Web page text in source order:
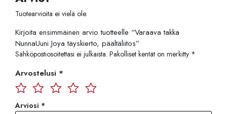
Tuotearvioita ei vielä ole.
Kirjoita ensimmäinen arvio tuotteelle “Varaava takka
NunnaUuni Joya täyskierto, päältäliitos”
Sähköpostiosoitettasi ei julkaista. Pakolliset kentät on merkitty *
Arvostelusi *
Arviosi *